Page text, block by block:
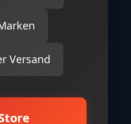
Versand